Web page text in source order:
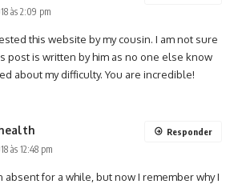
às 2:09 pm
this website by my cousin. I am not sure
post is written by him as no one else know
about my difficulty. You are incredible!
às 12:48 pm
absent for a while, but now I remember why I
Responder